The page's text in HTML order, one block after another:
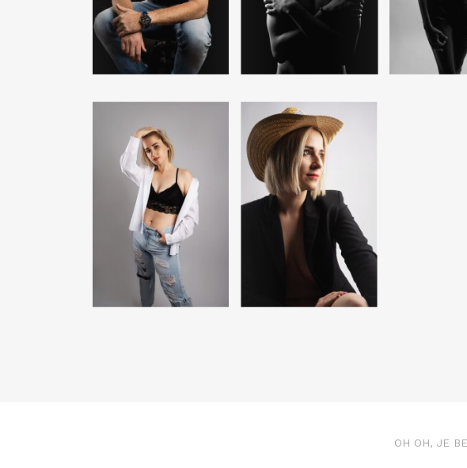
OH OH, JE